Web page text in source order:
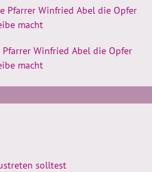
Pfarrer Winfried Abel die Opfer
macht
Pfarrer Winfried Abel die Opfer
macht
solltest